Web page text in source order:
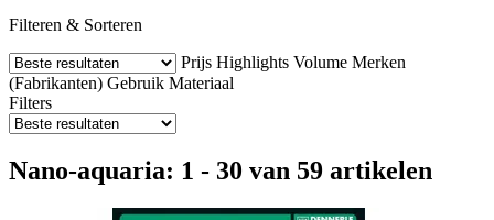
Filteren & Sorteren
Prijs Highlights Volume Merken
(Fabrikanten) Gebruik Materiaal
Filters
Nano-aquaria: 1 - 30 van 59 artikelen